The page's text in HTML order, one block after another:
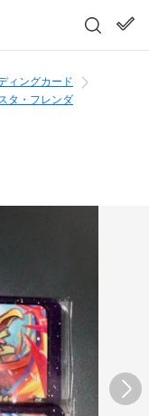
ィングカード
タ・フレンダ